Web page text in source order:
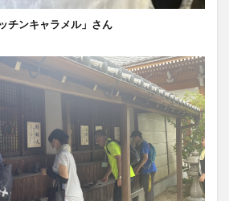
チンキャラメル」さん